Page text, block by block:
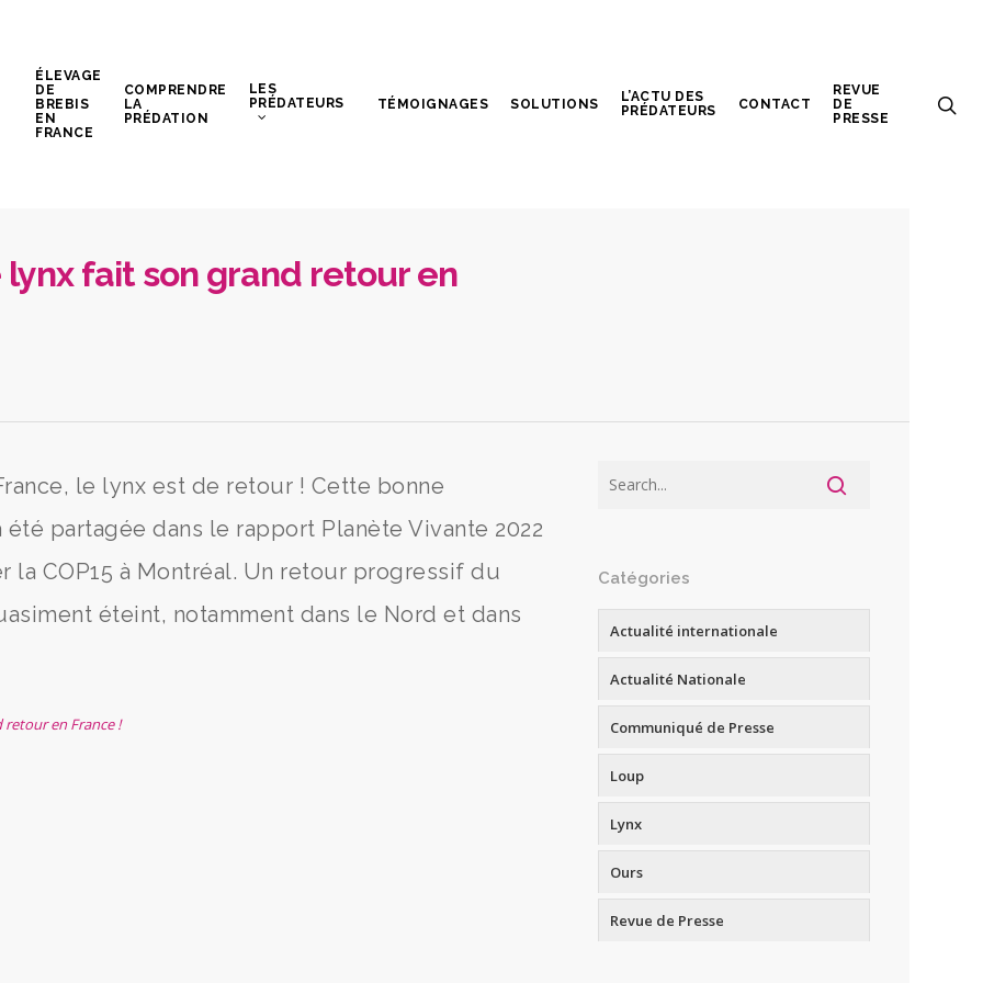
ÉLEVAGE
DE
BREBIS
EN
FRANCE
COMPRENDRE
LA
PRÉDATION
LES
PRÉDATEURS
TÉMOIGNAGES SOLUTIONS
L’ACTU DES
PRÉDATEURS
CONTACT
REVUE
DE
PRESSE
lynx fait son grand retour en
le lynx est de retour ! Cette bonne
partagée dans le rapport Planète Vivante 2022
la COP15 à Montréal. Un retour progressif du
éteint, notamment dans le Nord et dans
en France !
Catégories
Actualité internationale
Actualité Nationale
Communiqué de Presse
Loup
Lynx
Ours
Revue de Presse